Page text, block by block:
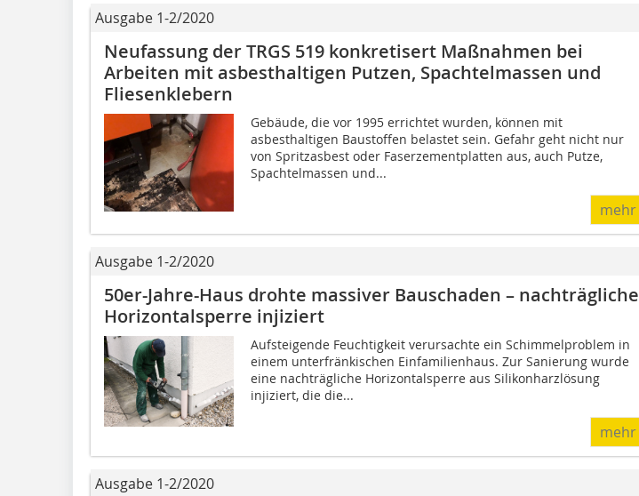
Ausgabe 1-2/2020
Neufassung der TRGS 519 konkretisert Maßnahmen bei
Arbeiten mit asbesthaltigen Putzen, Spachtelmassen und
Fliesenklebern
Gebäude, die vor 1995 errichtet wurden, können mit
asbesthaltigen Baustoffen belastet sein. Gefahr geht nicht nur
von Spritzasbest oder Faserzementplatten aus, auch Putze,
Spachtelmassen und...
mehr
Ausgabe 1-2/2020
50er-Jahre-Haus drohte massiver Bauschaden – nachträgliche
Horizontalsperre injiziert
Aufsteigende Feuchtigkeit verursachte ein Schimmelproblem in
einem unterfränkischen Einfamilienhaus. Zur Sanierung wurde
eine nachträgliche Horizontalsperre aus Silikonharzlösung
injiziert, die die...
mehr
Ausgabe 1-2/2020